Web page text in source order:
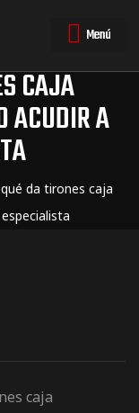
Menú
CAJA
ACUDIR A
da tirones caja
caja